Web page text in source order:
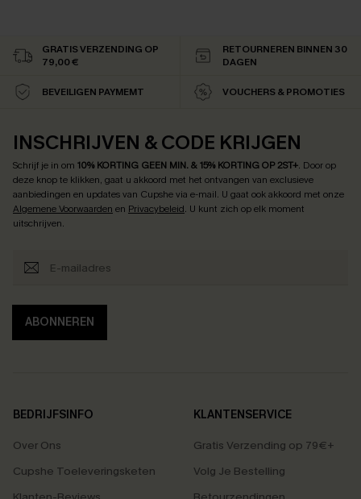
GRATIS VERZENDING OP
79,00 €
RETOURNEREN BINNEN 30
DAGEN
BEVEILIGEN PAYMEMT VOUCHERS & PROMOTIES
INSCHRIJVEN & CODE KRIJGEN
Schrijf je in om 10% KORTING GEEN MIN. & 15% KORTING OP 2ST+. Door op
deze knop te klikken, gaat u akkoord met het ontvangen van exclusieve
aanbiedingen en updates van Cupshe via e-mail. U gaat ook akkoord met onze
Algemene Voorwaarden en Privacybeleid. U kunt zich op elk moment
uitschrijven.
ABONNEREN
BEDRIJFSINFO
Over Ons
Cupshe Toeleveringsketen
KLANTENSERVICE
Gratis Verzending op 79€+
Volg Je Bestelling